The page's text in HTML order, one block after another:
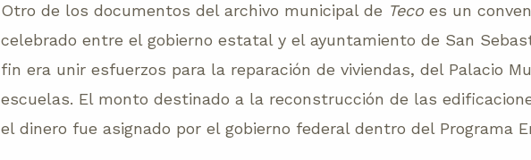
Otro de los documentos del archivo municipal de Tecoes un
celebrado entre el gobierno estatal y el ayuntamiento de San
fin era unir esfuerzos para la reparación de viviendas, del Palacio
escuelas. El monto destinado a la reconstrucción de las
el dinero fue asignado por el gobierno federal dentro del Programa